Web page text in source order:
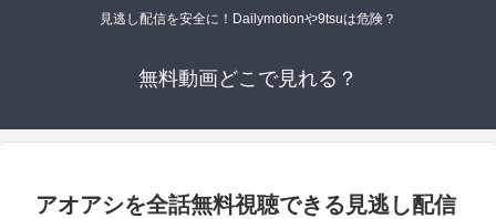
見逃し配信を安全に！Dailymotionや9tsuは危険？
無料動画どこで見れる？
アオアシを全話無料視聴できる見逃し配信